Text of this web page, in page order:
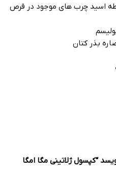
اسید چرب های موجود در قرص
بذر کتان
“کپسول ژلاتینی مگا امگا